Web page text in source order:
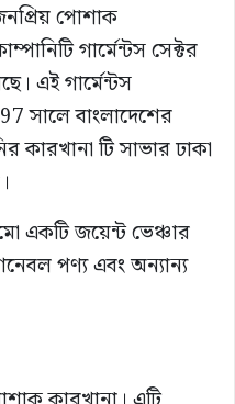
পোশাক
গার্মেন্টস সেক্টর
এই গার্মেন্টস
সালে বাংলাদেশের
কারখানা টি সাভার ঢাকা
একটি জয়েন্ট ভেঞ্চার
পণ্য এবং অন্যান্য